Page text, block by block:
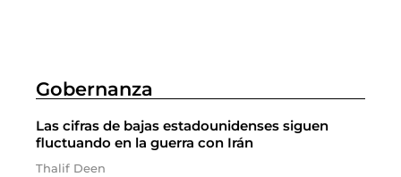
Gobernanza
Las cifras de bajas estadounidenses siguen
fluctuando en la guerra con Irán
Thalif Deen